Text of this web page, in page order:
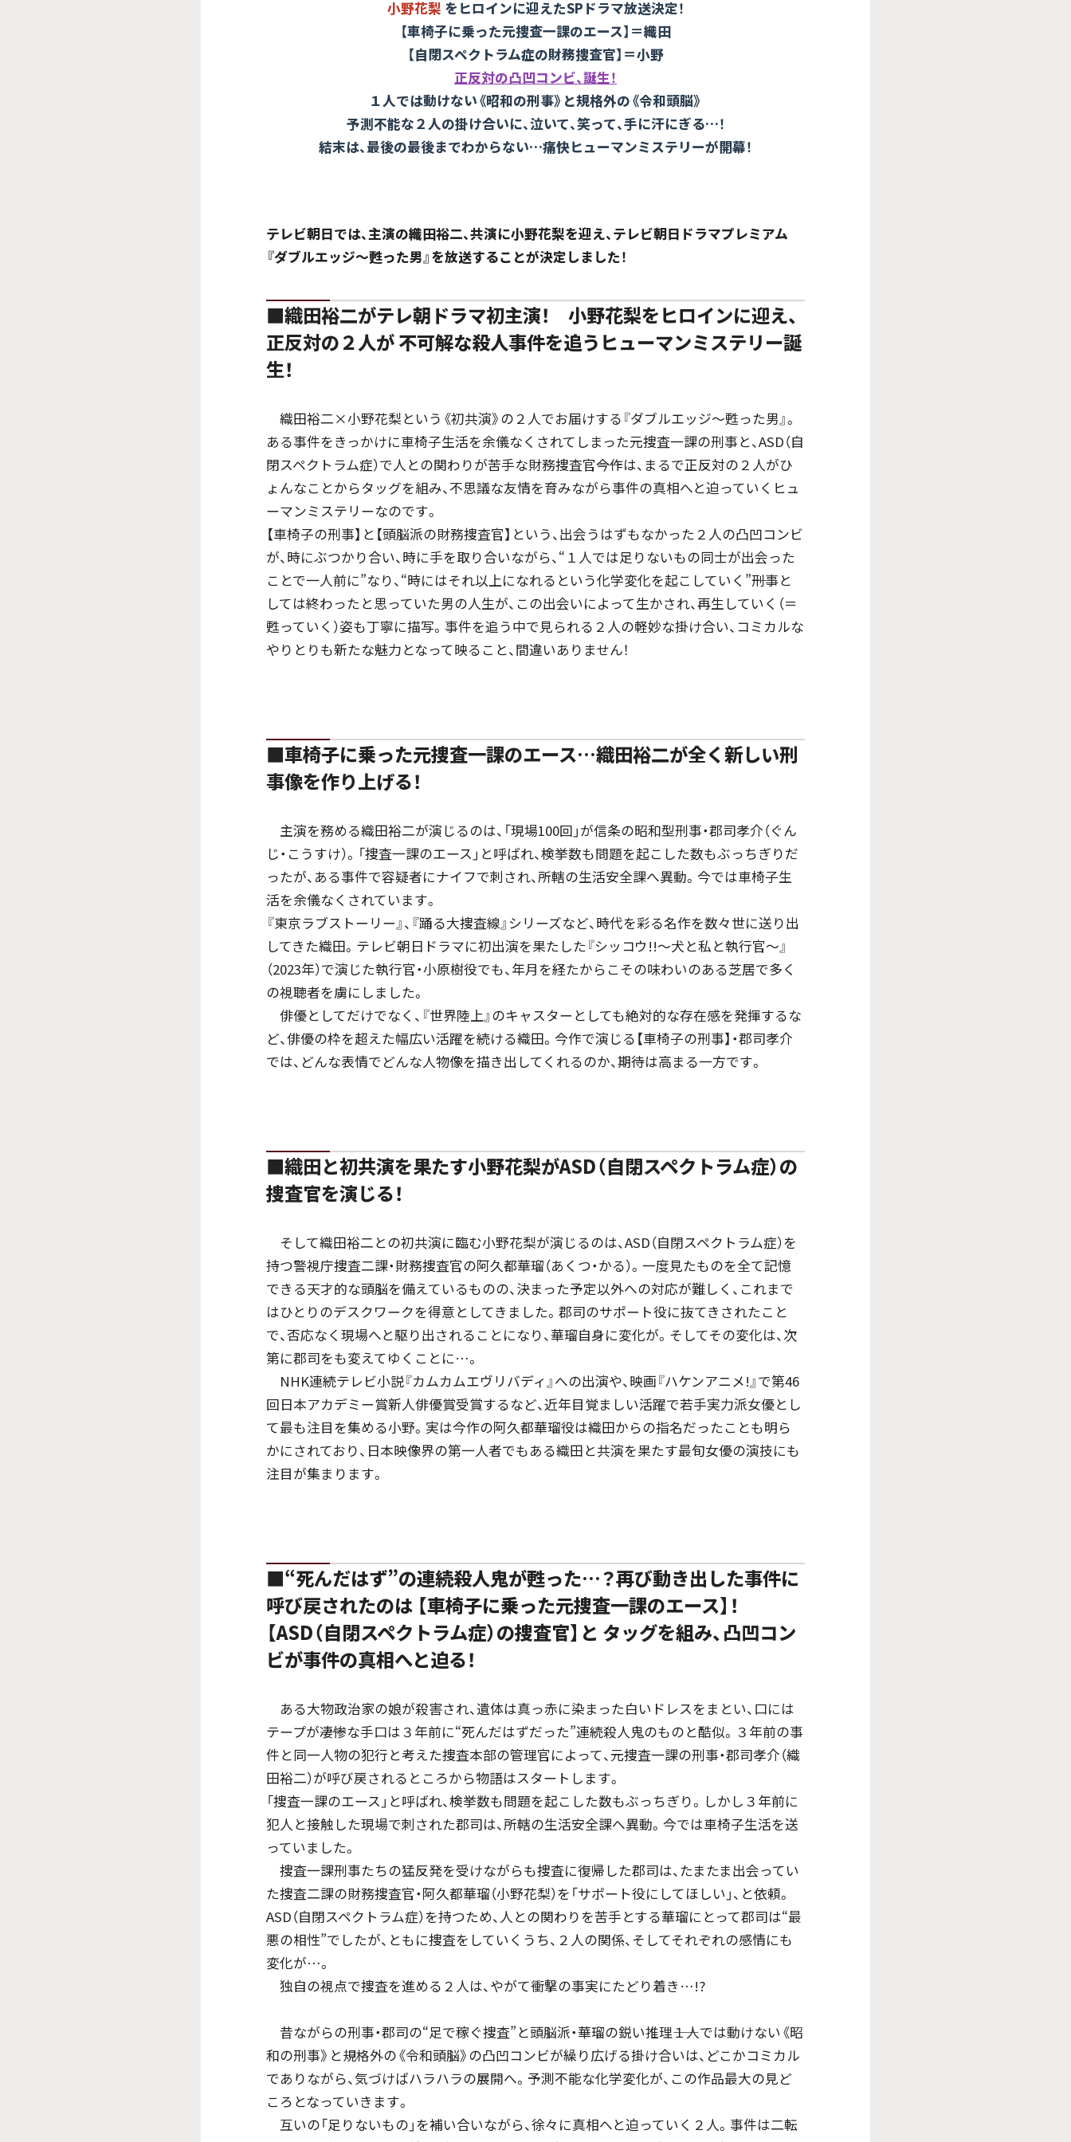
小野花梨 をヒロインに迎えたSPドラマ放送決定！
【車椅子に乗った元捜査一課のエース】＝織田
【自閉スペクトラム症の財務捜査官】＝小野
正反対の凸凹コンビ、誕生！
１人では動けない《昭和の刑事》と規格外の《令和頭脳》
予測不能な２人の掛け合いに、泣いて、笑って、手に汗にぎる…！
結末は、最後の最後までわからない…痛快ヒューマンミステリーが開幕！
テレビ朝日では、主演の織田裕二、共演に小野花梨を迎え、テレビ朝日ドラマプレミアム
『ダブルエッジ～甦った男』を放送することが決定しました！
■織田裕二がテレ朝ドラマ初主演！ 小野花梨をヒロインに迎え、
正反対の２人が 不可解な殺人事件を追うヒューマンミステリー誕
生！
織田裕二×小野花梨という《初共演》の２人でお届けする『ダブルエッジ～甦った男』。
ある事件をきっかけに車椅子生活を余儀なくされてしまった元捜査一課の刑事と、ASD（自
閉スペクトラム症）で人との関わりが苦手な財務捜査官――今作は、まるで正反対の２人がひ
ょんなことからタッグを組み、不思議な友情を育みながら事件の真相へと迫っていくヒュ
ーマンミステリーなのです。
【車椅子の刑事】と【頭脳派の財務捜査官】という、出会うはずもなかった２人の凸凹コンビ
が、時にぶつかり合い、時に手を取り合いながら、“１人では足りないもの同士が出会った
ことで一人前に”なり、“時にはそれ以上になれるという化学変化を起こしていく”――刑事と
しては終わったと思っていた男の人生が、この出会いによって生かされ、再生していく（＝
甦っていく）姿も丁寧に描写。事件を追う中で見られる２人の軽妙な掛け合い、コミカルな
やりとりも新たな魅力となって映ること、間違いありません！
■車椅子に乗った元捜査一課のエース…織田裕二が全く新しい刑
事像を作り上げる！
主演を務める織田裕二が演じるのは、「現場100回」が信条の昭和型刑事・郡司孝介（ぐん
じ・こうすけ）。「捜査一課のエース」と呼ばれ、検挙数も問題を起こした数もぶっちぎりだ
ったが、ある事件で容疑者にナイフで刺され、所轄の生活安全課へ異動。今では車椅子生
活を余儀なくされています。
『東京ラブストーリー』、『踊る大捜査線』シリーズなど、時代を彩る名作を数々世に送り出
してきた織田。テレビ朝日ドラマに初出演を果たした『シッコウ!!〜犬と私と執行官〜』
（2023年）で演じた執行官・小原樹役でも、年月を経たからこその味わいのある芝居で多く
の視聴者を虜にしました。
俳優としてだけでなく、『世界陸上』のキャスターとしても絶対的な存在感を発揮するな
ど、俳優の枠を超えた幅広い活躍を続ける織田。今作で演じる【車椅子の刑事】・郡司孝介
では、どんな表情でどんな人物像を描き出してくれるのか、期待は高まる一方です。
■織田と初共演を果たす小野花梨がASD（自閉スペクトラム症）の
捜査官を演じる！
そして織田裕二との初共演に臨む小野花梨が演じるのは、ASD（自閉スペクトラム症）を
持つ警視庁捜査二課・財務捜査官の阿久都華瑠（あくつ・かる）。一度見たものを全て記憶
できる天才的な頭脳を備えているものの、決まった予定以外への対応が難しく、これまで
はひとりのデスクワークを得意としてきました。郡司のサポート役に抜てきされたこと
で、否応なく現場へと駆り出されることになり、華瑠自身に変化が。そしてその変化は、次
第に郡司をも変えてゆくことに…。
NHK連続テレビ小説『カムカムエヴリバディ』への出演や、映画『ハケンアニメ!』で第46
回日本アカデミー賞新人俳優賞受賞するなど、近年目覚ましい活躍で若手実力派女優とし
て最も注目を集める小野。実は今作の阿久都華瑠役は織田からの指名だったことも明ら
かにされており、日本映像界の第一人者でもある織田と共演を果たす最旬女優の演技にも
注目が集まります。
■“死んだはず”の連続殺人鬼が甦った…？再び動き出した事件に
呼び戻されたのは 【車椅子に乗った元捜査一課のエース】！
【ASD（自閉スペクトラム症）の捜査官】と タッグを組み、凸凹コン
ビが事件の真相へと迫る！
ある大物政治家の娘が殺害され、遺体は真っ赤に染まった白いドレスをまとい、口には
テープが――凄惨な手口は３年前に“死んだはずだった”連続殺人鬼のものと酷似。３年前の事
件と同一人物の犯行と考えた捜査本部の管理官によって、元捜査一課の刑事・郡司孝介（織
田裕二）が呼び戻されるところから物語はスタートします。
「捜査一課のエース」と呼ばれ、検挙数も問題を起こした数もぶっちぎり。しかし３年前に
犯人と接触した現場で刺された郡司は、所轄の生活安全課へ異動。今では車椅子生活を送
っていました。
捜査一課刑事たちの猛反発を受けながらも捜査に復帰した郡司は、たまたま出会ってい
た捜査二課の財務捜査官・阿久都華瑠（小野花梨）を「サポート役にしてほしい」、と依頼。
ASD（自閉スペクトラム症）を持つため、人との関わりを苦手とする華瑠にとって郡司は“最
悪の相性”でしたが、ともに捜査をしていくうち、２人の関係、そしてそれぞれの感情にも
変化が…。
独自の視点で捜査を進める２人は、やがて衝撃の事実にたどり着き…!?
昔ながらの刑事・郡司の“足で稼ぐ捜査”と頭脳派・華瑠の鋭い推理――１人では動けない《昭
和の刑事》と規格外の《令和頭脳》の凸凹コンビが繰り広げる掛け合いは、どこかコミカル
でありながら、気づけばハラハラの展開へ。予測不能な化学変化が、この作品最大の見ど
ころとなっていきます。
互いの「足りないもの」を補い合いながら、徐々に真相へと迫っていく２人。事件は二転